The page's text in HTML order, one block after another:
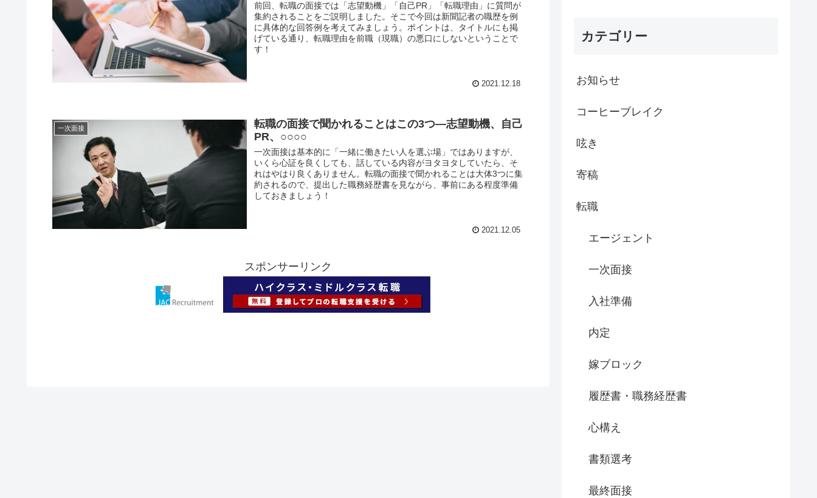
前回、転職の面接では「志望動機」「自己PR」「転職理由」に質問が
集約されることをご説明しました。そこで今回は新聞記者の職歴を例
に具体的な回答例を考えてみましょう。ポイントは、タイトルにも掲
げている通り、転職理由を前職（現職）の悪口にしないということで
す！
2021.12.18
一次面接
転職の面接で聞かれることはこの3つ—志望動機、自己
PR、○○○○
一次面接は基本的に「一緒に働きたい人を選ぶ場」ではありますが、
いくら心証を良くしても、話している内容がヨタヨタしていたら、そ
れはやはり良くありません。転職の面接で聞かれることは大体3つに集
約されるので、提出した職務経歴書を見ながら、事前にある程度準備
しておきましょう！
2021.12.05
スポンサーリンク
カテゴリー
お知らせ
コーヒーブレイク
呟き
寄稿
転職
エージェント
一次面接
入社準備
内定
嫁ブロック
履歴書・職務経歴書
心構え
書類選考
最終面接